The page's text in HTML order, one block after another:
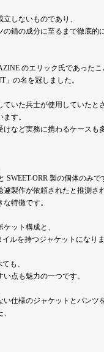
しないものであり、
錆の成分に至るまで徹底的
のエリック氏であったこ
の名を冠しました。
いた兵士が使用していたと
す。
など実務に携わるケースも
SWEET-ORR 製の個体のみで
遽製作が依頼されたと推測さ
特徴です。
ット構成と、
ルを持つジャケットになり
も、
点も魅力の一つです。
い仕様のジャケットとパンツ